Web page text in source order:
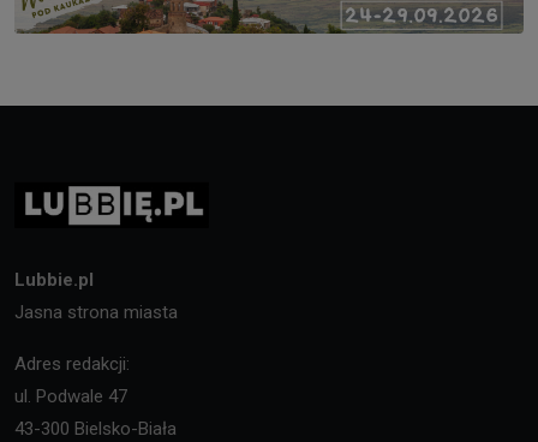
Lubbie.pl
Jasna strona miasta
Adres redakcji:
ul. Podwale 47
43-300 Bielsko-Biała